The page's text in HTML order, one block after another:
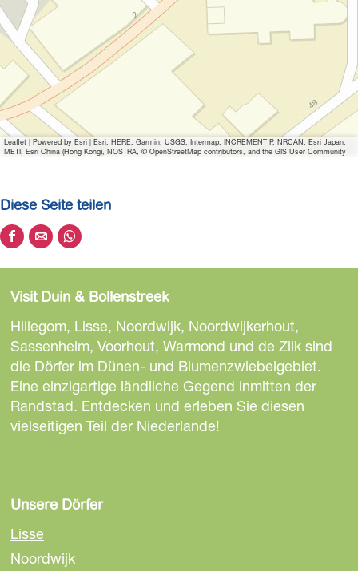
f
e
h
r
l
o
k
a
a
Leaflet | Powered by Esri | Esri, HERE, Garmin, USGS, Intermap, INCREMENT P, NRCAN, Esri Japan,
METI, Esri China (Hong Kong), NOSTRA, © OpenStreetMap contributors, and the GIS User Community
Diese Seite teilen
D
i
s
e
S
e
i
t
e
l
e
n
a
D
i
s
e
S
e
i
t
e
l
n
a
D
i
s
e
S
e
i
t
e
l
a
Visit Duin & Bollenstreek
Hillegom, Lisse, Noordwijk, Noordwijkerhout,
Sassenheim, Voorhout, Warmond und de Zilk sind
die Dörfer im Dünen- und Blumenzwiebelgebiet.
Eine einzigartige ländliche Gegend inmitten der
Randstad. Entdecken und erleben Sie diesen
vielseitigen Teil der Niederlande!
Unsere Dörfer
Lisse
Noordwijk